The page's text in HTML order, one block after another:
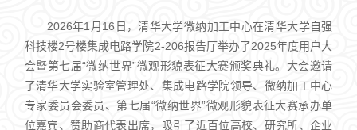
2026年1月16日，清华大学微纳加工中心在清华大学自强
科技楼2号楼集成电路学院2-206报告厅举办了2025年度用户大
会暨第七届“微纳世界”微观形貌表征大赛颁奖典礼。大会邀请
了清华大学实验室管理处、集成电路学院领导、微纳加工中心
专家委员会委员、第七届“微纳世界”微观形貌表征大赛承办单
位嘉宾、赞助商代表出席，吸引了近百位高校、研究所、企业